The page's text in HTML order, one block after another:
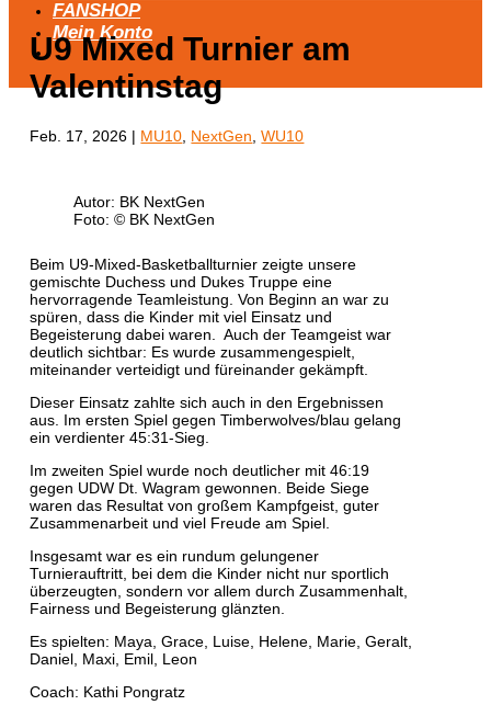
FANSHOP
Mein Konto
U9 Mixed Turnier am
Valentinstag
Feb. 17, 2026 | MU10 NextGen ,WU10
Autor: BK NextGen
Foto: © BK NextGen
​Beim U9-Mixed-Basketballturnier zeigte unsere
gemischte Duchess und Dukes Truppe eine
hervorragende Teamleistung. Von Beginn an war zu
spüren, dass die Kinder mit viel Einsatz und
Begeisterung dabei waren. Auch der Teamgeist war
deutlich sichtbar: Es wurde zusammengespielt,
miteinander verteidigt und füreinander gekämpft.
Dieser Einsatz zahlte sich auch in den Ergebnissen
aus. Im ersten Spiel gegen Timberwolves/blau gelang
ein verdienter 45:31-Sieg.
Im zweiten Spiel wurde noch deutlicher mit 46:19
gegen UDW Dt. Wagram gewonnen. Beide Siege
waren das Resultat von großem Kampfgeist, guter
Zusammenarbeit und viel Freude am Spiel.
Insgesamt war es ein rundum gelungener
Turnierauftritt, bei dem die Kinder nicht nur sportlich
überzeugten, sondern vor allem durch Zusammenhalt,
Fairness und Begeisterung glänzten.
Es spielten: Maya, Grace, Luise, Helene, Marie, Geralt,
Daniel, Maxi, Emil, Leon
Coach: Kathi Pongratz